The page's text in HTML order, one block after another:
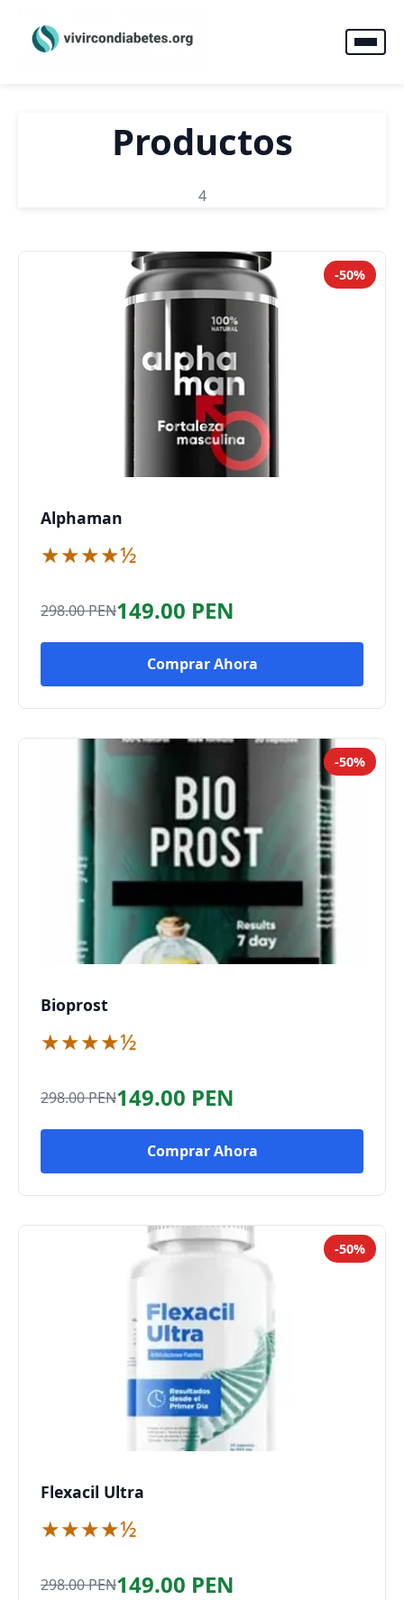
Productos
4
-50%
Alphaman
★★★★½
298.00 PEN149.00 PEN
Comprar Ahora
-50%
Bioprost
★★★★½
298.00 PEN149.00 PEN
Comprar Ahora
-50%
Flexacil Ultra
★★★★½
298.00 PEN149.00 PEN